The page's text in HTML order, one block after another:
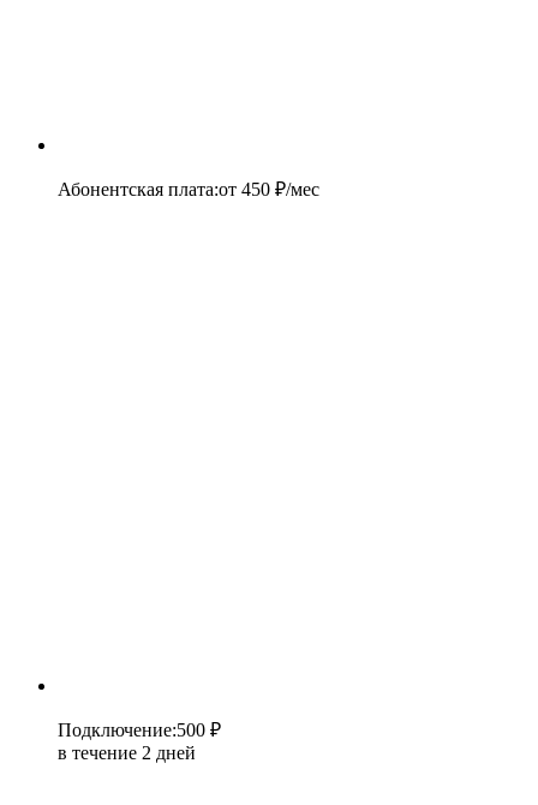
Абонентская плата:от 450 ₽/мес
Подключение:500 ₽
в течение 2 дней